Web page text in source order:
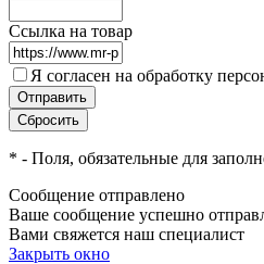
Ссылка на товар
Я согласен на обработку
* - Поля, обязательные для
Сообщение отправлено
Ваше сообщение успешно
Вами свяжется наш специалист
Закрыть окно